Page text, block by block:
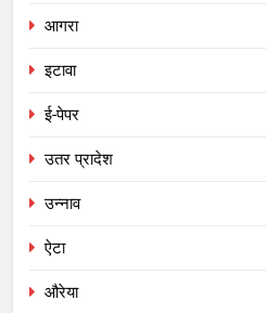
आगरा
इटावा
ई-पेपर
उतर प्रादेश
उन्नाव
ऐटा
औरेया